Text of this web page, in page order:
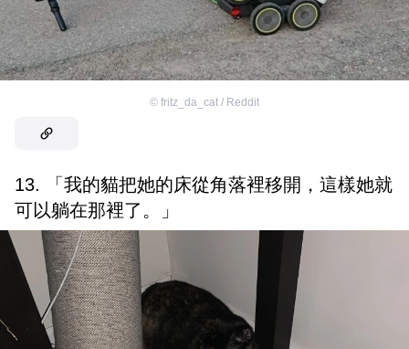
© fritz_da_cat / Reddit
13. 「我的貓把她的床從角落裡移開，這樣她就
可以躺在那裡了。」